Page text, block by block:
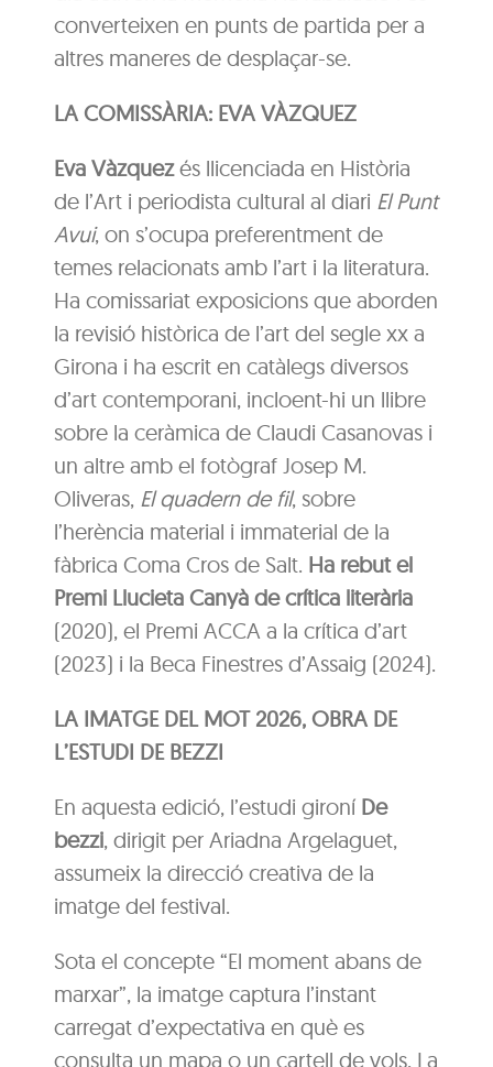
converteixen en punts de partida per a
altres maneres de desplaçar-se.
LA COMISSÀRIA: EVA VÀZQUEZ
Eva Vàzquezés llicenciada en Història
de l’Art i periodista cultural al diari El Punt
Avui, on s’ocupa preferentment de
temes relacionats amb l’art i la literatura.
Ha comissariat exposicions que aborden
la revisió històrica de l’art del segle xx a
Girona i ha escrit en catàlegs diversos
d’art contemporani, incloent-hi un llibre
sobre la ceràmica de Claudi Casanovas i
un altre amb el fotògraf Josep M.
Oliveras, El quadern de fil, sobre
l’herència material i immaterial de la
fàbrica Coma Cros de Salt. Ha rebut el
Premi Llucieta Canyà de crítica literària
(2020), el Premi ACCA a la crítica d’art
(2023) i la Beca Finestres d’Assaig (2024).
LA IMATGE DEL MOT 2026, OBRA DE
L’ESTUDI DE BEZZI
En aquesta edició, l’estudi gironí De
bezzi, dirigit per Ariadna Argelaguet,
assumeix la direcció creativa de la
imatge del festival.
Sota el concepte “El moment abans de
marxar”, la imatge captura l’instant
carregat d’expectativa en què es
consulta un mapa o un cartell de vols. La